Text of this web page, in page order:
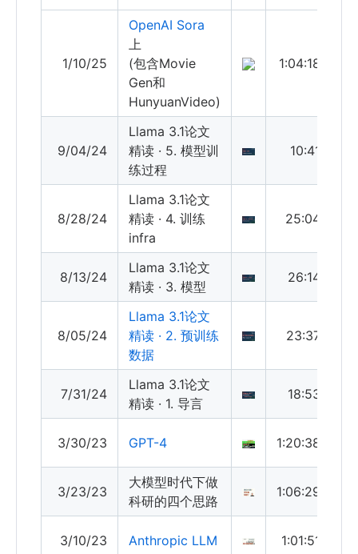
1/10/25
OpenAI Sora
上
(包含Movie
Gen和
HunyuanVideo)
1:04:18
9/04/24
Llama 3.1论文
精读 · 5. 模型训
练过程
10:41
8/28/24
Llama 3.1论文
精读 · 4. 训练
infra
25:04
8/13/24
Llama 3.1论文
精读 · 3. 模型
26:14
8/05/24
Llama 3.1论文
精读 · 2. 预训练
数据
23:37
7/31/24
Llama 3.1论文
精读 · 1. 导言
18:53
3/30/23 GPT-4 1:20:38
3/23/23
大模型时代下做
科研的四个思路
1:06:29
3/10/23 Anthropic LLM 1:01:51